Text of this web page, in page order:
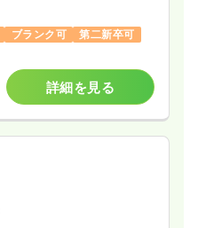
ブランク可
第二新卒可
詳細を見る